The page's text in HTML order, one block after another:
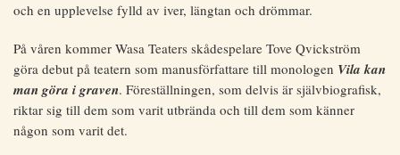
och en upplevelse fylld av iver, längtan och drömmar.
På våren kommer Wasa Teaters skådespelare Tove Qvickström
göra debut på teatern som manusförfattare till monologen Vila kan
man göra i graven. Föreställningen, som delvis är självbiografisk,
riktar sig till dem som varit utbrända och till dem som känner
någon som varit det.